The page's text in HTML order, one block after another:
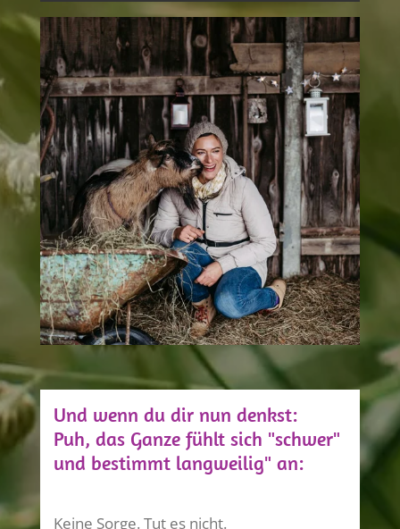
Und wenn du dir nun denkst:
Puh, das Ganze fühlt sich "schwer"
und bestimmt langweilig" an:
Keine Sorge. Tut es nicht.